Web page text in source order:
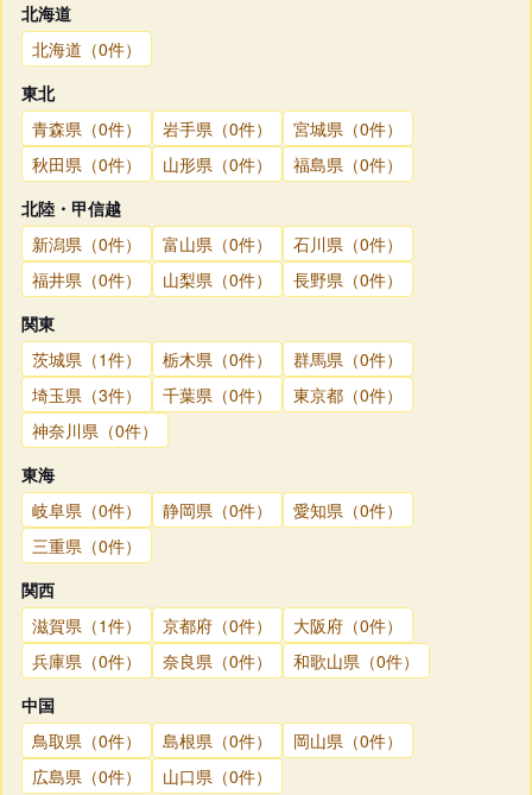
北海道
北海道（0件）
東北
青森県（0件）
岩手県（0件）
宮城県（0件）
秋田県（0件）
山形県（0件）
福島県（0件）
北陸・甲信越
新潟県（0件）
富山県（0件）
石川県（0件）
福井県（0件）
山梨県（0件）
長野県（0件）
関東
茨城県（1件）
栃木県（0件）
群馬県（0件）
埼玉県（3件）
千葉県（0件）
東京都（0件）
神奈川県（0件）
東海
岐阜県（0件）
静岡県（0件）
愛知県（0件）
三重県（0件）
関西
滋賀県（1件）
京都府（0件）
大阪府（0件）
兵庫県（0件）
奈良県（0件）
和歌山県（0件）
中国
鳥取県（0件）
島根県（0件）
岡山県（0件）
広島県（0件）
山口県（0件）